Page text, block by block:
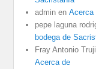
admin enAcerca
pepe laguna
bodega de
Fray Antonio
Acerca de